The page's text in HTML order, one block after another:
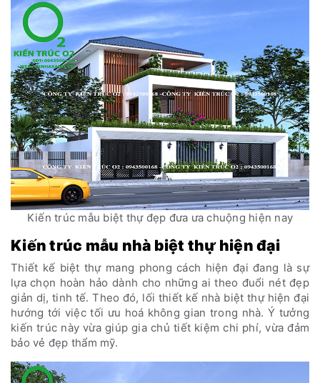
Kiến trúc mẫu biệt thự đẹp đưa ưa chuộng hiện nay
Kiến trúc mẫu nhà biệt thự hiện đại
Thiết kế biệt thự mang phong cách hiện đại đang là sự
lựa chọn hoàn hảo dành cho những ai theo đuổi nét đẹp
giản dị, tinh tế. Theo đó, lối thiết kế nhà biệt thự hiện đại
hướng tới việc tối ưu hoá không gian trong nhà. Ý tưởng
kiến trúc này vừa giúp gia chủ tiết kiệm chi phí, vừa đảm
bảo vẻ đẹp thẩm mỹ.